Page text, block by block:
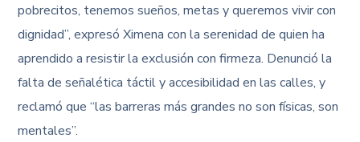
pobrecitos, tenemos sueños, metas y queremos vivir con
dignidad”, expresó Ximena con la serenidad de quien ha
aprendido a resistir la exclusión con firmeza. Denunció la
falta de señalética táctil y accesibilidad en las calles, y
reclamó que “las barreras más grandes no son físicas, son
mentales”.